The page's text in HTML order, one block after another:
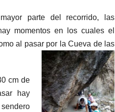
parte del recorrido, las
momentos en los cuales el
al pasar por la Cueva de las
cm de
hay